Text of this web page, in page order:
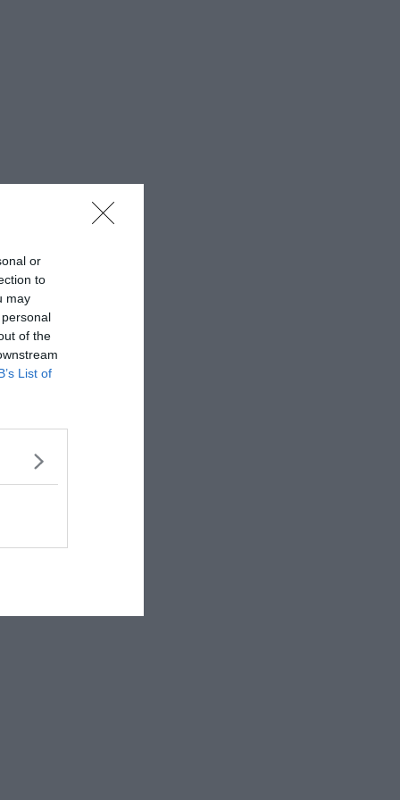
or
to
may
of the
List of